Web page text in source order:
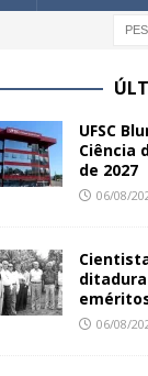
UFSC
Ciência
de 2027
06/08/
06/08/